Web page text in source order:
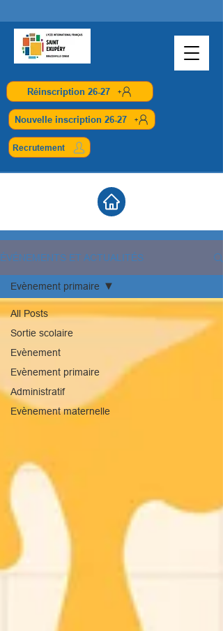
Réinscription 26-27
Nouvelle inscription 26-27
Recrutement
ÉVÉNEMENTS ET ACTUALITÉS
All Posts
Sortie scolaire
Evènement
Evènement primaire
Administratif
Evènement maternelle
Evènement primaire